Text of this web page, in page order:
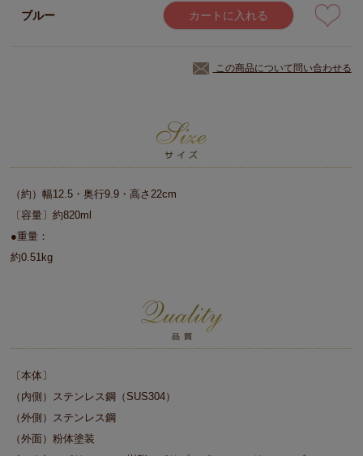
ブルー カートに入れる
この商品について問い合わせる
（約）幅12.5・奥行9.9・高さ22cm
〔容量〕約820ml
●重量：
約0.51kg
〔本体〕
（内側）ステンレス鋼（SUS304）
（外側）ステンレス鋼
（外面）粉体塗装